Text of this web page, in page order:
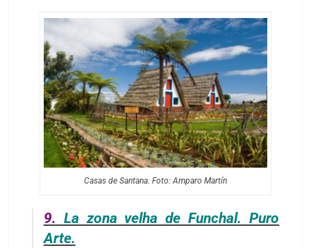
Casas de Santana. Foto: Amparo Martín
9. La zona velha de Funchal. Puro
Arte.